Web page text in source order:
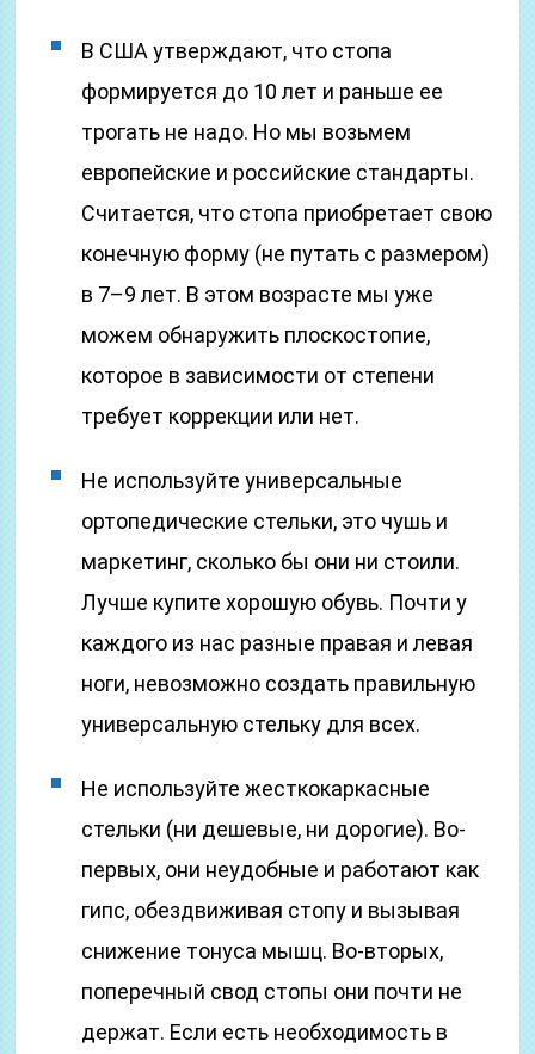
В США утверждают, что стопа
формируется до 10 лет и раньше ее
трогать не надо. Но мы возьмем
европейские и российские стандарты.
Считается, что стопа приобретает свою
конечную форму (не путать с размером)
в 7–9 лет. В этом возрасте мы уже
можем обнаружить плоскостопие,
которое в зависимости от степени
требует коррекции или нет.
Не используйте универсальные
ортопедические стельки, это чушь и
маркетинг, сколько бы они ни стоили.
Лучше купите хорошую обувь. Почти у
каждого из нас разные правая и левая
ноги, невозможно создать правильную
универсальную стельку для всех.
Не используйте жесткокаркасные
стельки (ни дешевые, ни дорогие). Во-
первых, они неудобные и работают как
гипс, обездвиживая стопу и вызывая
снижение тонуса мышц. Во-вторых,
поперечный свод стопы они почти не
держат. Если есть необходимость в